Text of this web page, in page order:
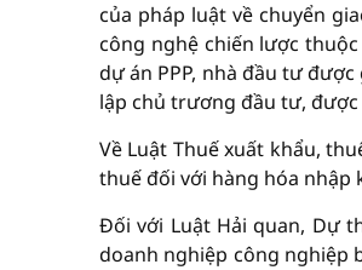
của pháp luật về chuyển
công nghệ chiến lược
dự án PPP, nhà đầu tư
lập chủ trương đầu tư,
Về Luật Thuế xuất khẩu,
thuế đối với hàng hóa nhập
Đối với Luật Hải quan, Dự
doanh nghiệp công nghiệp